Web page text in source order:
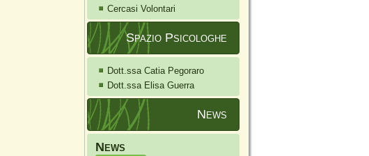
Cercasi Volontari
Spazio Psicologhe
Dott.ssa Catia Pegoraro
Dott.ssa Elisa Guerra
News
News